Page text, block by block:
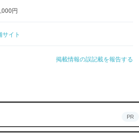
円
サイト
掲載情報の誤記載を報告する
PR